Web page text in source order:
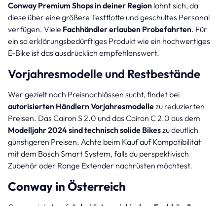
Conway Premium Shops in deiner Region lohnt sich, da
diese über eine größere Testflotte und geschultes Personal
verfügen. Viele Fachhändler erlauben Probefahrten. Für
ein so erklärungsbedürftiges Produkt wie ein hochwertiges
E-Bike ist das ausdrücklich empfehlenswert.
Vorjahresmodelle und Restbestände
Wer gezielt nach Preisnachlässen sucht, findet bei
autorisierten Händlern Vorjahresmodellezu reduzierten
Preisen. Das Cairon S 2.0 und das Cairon C 2.0 aus dem
Modelljahr 2024 sind technisch solide Bikeszu deutlich
günstigeren Preisen. Achte beim Kauf auf Kompatibilität
mit dem Bosch Smart System, falls du perspektivisch
Zubehör oder Range Extender nachrüsten möchtest.
Conway in Österreich